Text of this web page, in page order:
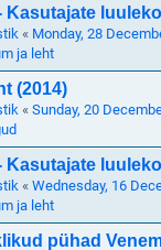
Kasutajate
« Monday, 28
ja leht
(2014)
« Sunday, 20
Kasutajate
« Wednesday, 16
ja leht
pühad